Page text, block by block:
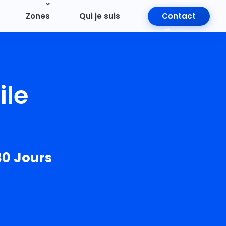
Zones Qui je suis Contact
Jours